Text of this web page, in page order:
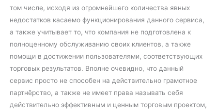
том числе, исходя из огромнейшего количества явных
недостатков касаемо функционирования данного сервиса,
а также учитывает то, что компания не подготовлена к
полноценному обслуживанию своих клиентов, а также
помощи в достижении пользователями, соответствующих
торговых результатов. Вполне очевидно, что данный
сервис просто не способен на действительно грамотное
партнёрство, а также не имеет права называть себя
действительно эффективным и ценным торговым проектом,